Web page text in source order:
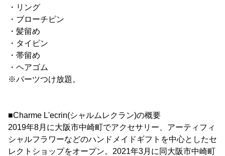
・リング
・ブローチピン
・髪留め
・タイピン
・帯留め
・ヘアゴム
※パーツつけ放題。
■Charme L'ecrin(シャルムレクラン)の概要
2019年8月に大阪市中崎町でアクセサリー、アーティフィ
シャルフラワーなどのハンドメイドギフトを中心としたセ
レクトショップをオープン。2021年3月に同大阪市中崎町